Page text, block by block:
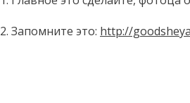
2. Запомните это: http://